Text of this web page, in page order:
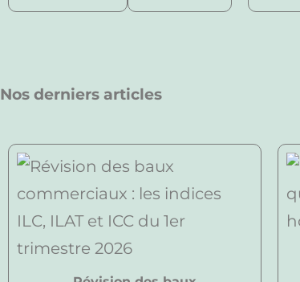
Nos derniers articles